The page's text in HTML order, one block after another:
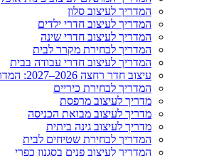
המדריך לעיצוב סלון
המדריך לעיצוב חדרי ילדים
המדריך לעיצוב חדרי שינה
המדריך לבחירת מקרר לבית
המדריך לעיצוב חדרי עבודה בבית
עיצוב חדר רחצה 2026–2027: המדריך המלא לתכנון נכון
המדריך לבחירת כיריים
מדריך לעיצוב מרפסת
מדריך לעיצוב מבואת הכניסה
מדריך לעיצוב גינה ביתית
המדריך לבחירת שטיחים לבית
המדריך לעיצוב פנים בסגנון כפרי